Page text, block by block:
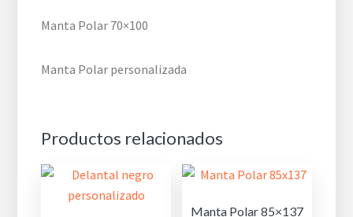
Manta Polar 70×100
Manta Polar personalizada
Productos relacionados
Manta Polar 85×137